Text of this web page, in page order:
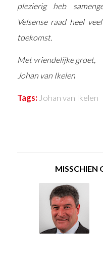
plezierig heb
Velsense raad heel
toekomst.
Met vriendelijke groet,
Johan van Ikelen
Tags: Johan van Ikelen
MISSCHIEN